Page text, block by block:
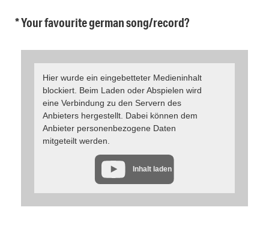
* Your favourite german song/record?
Hier wurde ein eingebetteter Medieninhalt
blockiert. Beim Laden oder Abspielen wird
eine Verbindung zu den Servern des
Anbieters hergestellt. Dabei können dem
Anbieter personenbezogene Daten
mitgeteilt werden.
Inhalt laden